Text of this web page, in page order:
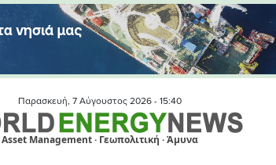
Παρασκευή, 7 Αύγουστος 2026 - 15:40
Asset Management · Γεωπολιτική · Άμυνα